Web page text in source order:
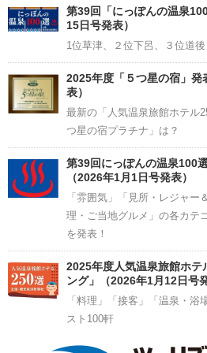
第39回「にっぽんの温泉
15日号発表）
1位草津、２位下呂、３位道後
2025年度「５つ星の宿」
表）
最新の「人気温泉旅館ホテル
つ星の宿プラチナ」は？
第39回にっぽんの温泉100
（2026年1月1日号発表）
「雰囲気」「見所・レジャ
理・ご当地グルメ」の各カテ
を発表！
2025年度人気温泉旅館ホテ
ング」（2026年1月12日号発
「料理」「接客」「温泉・
スト100軒